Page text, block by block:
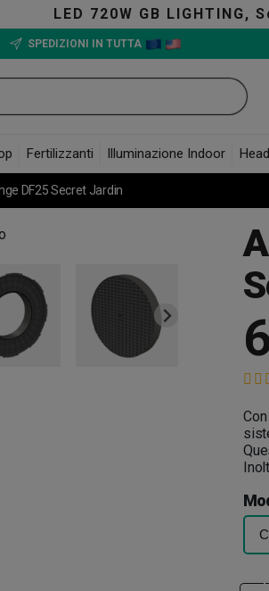
720W GB LIGHTING, Scoprilo!
SPEDIZIONI IN TUTTA
Fertilizzanti Illuminazione Indoor
DF25 Secret Jardin
6